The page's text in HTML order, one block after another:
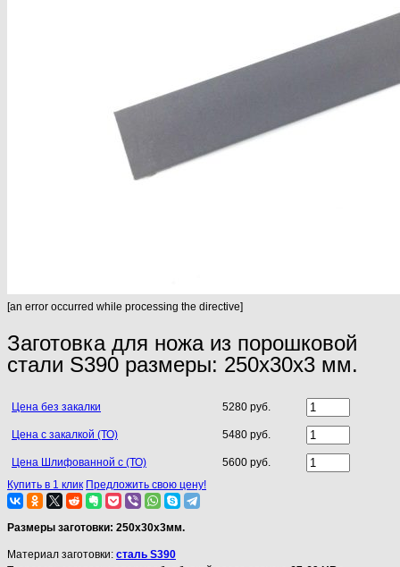
[an error occurred while processing the directive]
Заготовка для ножа из порошковой
стали S390 размеры: 250х30х3 мм.
Цена без закалки 5280 руб.
Цена с закалкой (ТО) 5480 руб.
Цена Шлифованной с (ТО)
5600 руб.
Купить в 1 клик Предложить свою цену!
Размеры заготовки: 250х30х3мм.
Материал заготовки: сталь S390